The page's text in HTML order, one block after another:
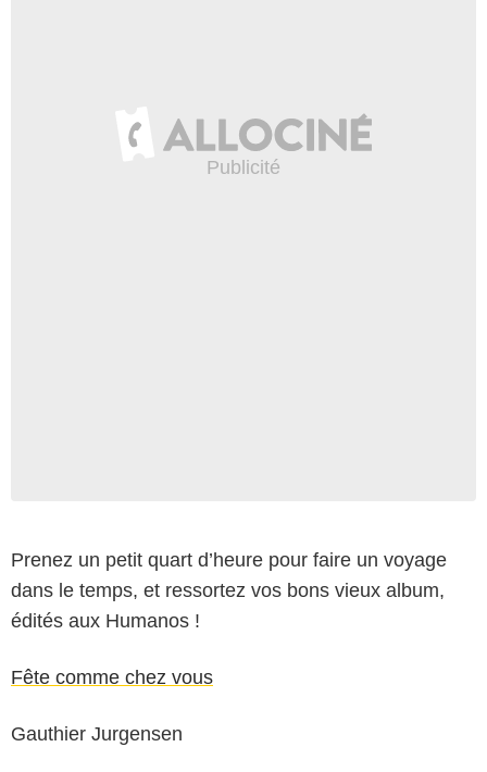
Prenez un petit quart d’heure pour faire un voyage
dans le temps, et ressortez vos bons vieux album,
édités aux Humanos !
Fête comme chez vous
Gauthier Jurgensen